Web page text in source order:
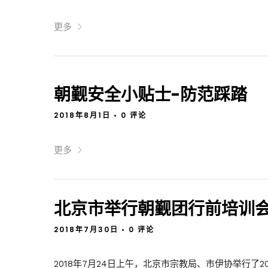
更多
朝觐安全小贴士-防范踩踏
2018年8月1日 • 0 评论
更多
北京市举行朝觐团行前培训
2018年7月30日 • 0 评论
2018年7月24日上午，北京市宗教局、市伊协举行了